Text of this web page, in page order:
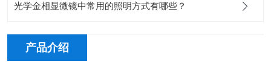
光学金相显微镜中常用的照明方式有哪些？
产品介绍